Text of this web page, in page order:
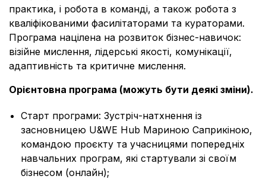
практика, і робота в команді, а також робота з
кваліфікованими фасилітаторами та кураторами.
Програма націлена на розвиток бізнес-навичок:
візійне мислення, лідерські якості, комунікації,
адаптивність та критичне мислення.
Орієнтовна програма (можуть бути деякі зміни).
Старт програми: Зустріч-натхнення із
засновницею U&WE Hub Мариною Саприкіною,
командою проєкту та учасницями попередніх
навчальних програм, які стартували зі своїм
бізнесом (онлайн);